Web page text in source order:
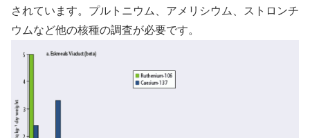
されています。プルトニウム、アメリシウム、ストロンチ
ウムなど他の核種の調査が必要です。